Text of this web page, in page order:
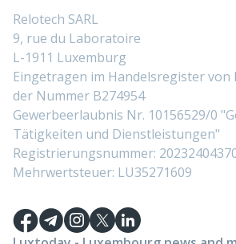
Relotech SARL
9, rue du Laboratoire
L-1911 Luxemburg
Eingetragen im Handelsregister
der Nummer B274954
Gewerbeerlaubnis Nr. 10156529/0
Tätigkeiten und Dienstleistungen"
Registrierungsnummer:
Mehrwertsteuer: LU35271609